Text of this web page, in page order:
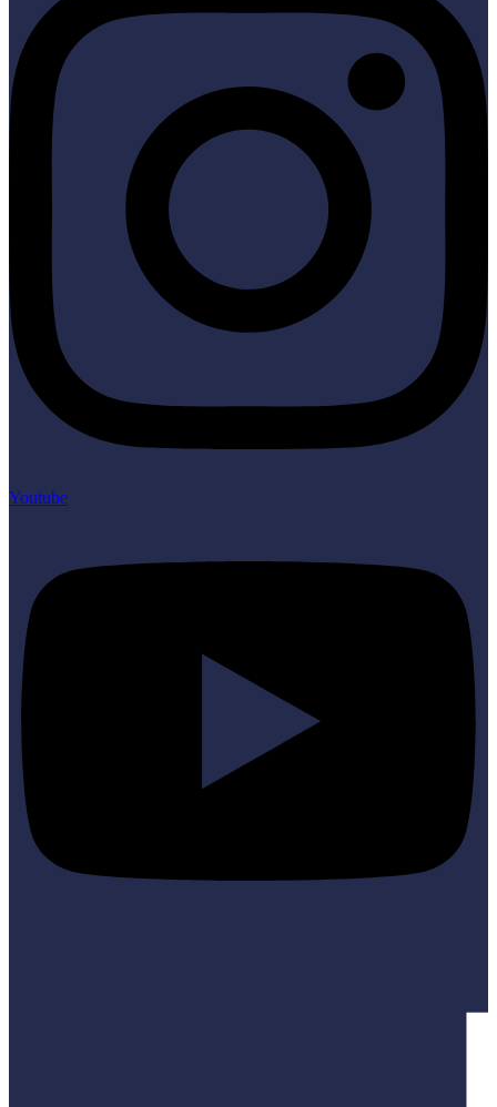
Youtube